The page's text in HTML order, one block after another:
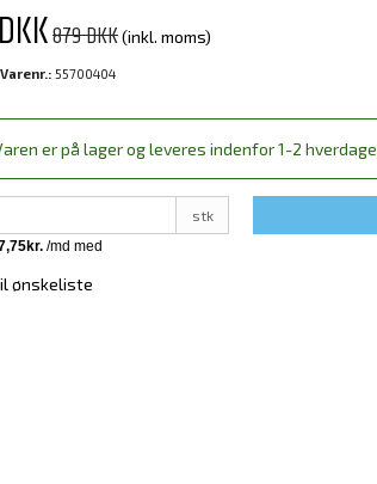
879 DKK(inkl. moms)
55700404
er på lager og leveres indenfor 1-2
stk
ønskeliste